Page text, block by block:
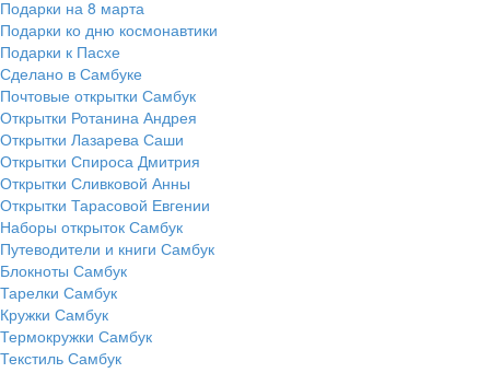
Подарки на 8 марта
Подарки ко дню космонавтики
Подарки к Пасхе
Сделано в Самбуке
Почтовые открытки Самбук
Открытки Ротанина Андрея
Открытки Лазарева Саши
Открытки Спироса Дмитрия
Открытки Сливковой Анны
Открытки Тарасовой Евгении
Наборы открыток Самбук
Путеводители и книги Самбук
Блокноты Самбук
Тарелки Самбук
Кружки Самбук
Термокружки Самбук
Текстиль Самбук